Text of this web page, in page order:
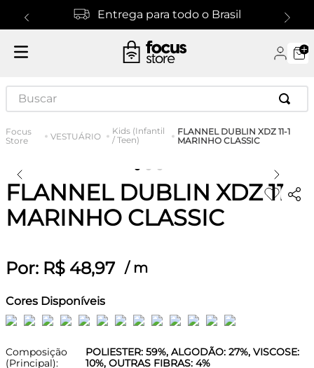
Entrega para todo o Brasil
Buscar
VESTUÁRIO
Kids (Infantil
/ Teen)
FLANNEL DUBLIN XDZ 11-1
MARINHO CLASSIC
FLANNEL DUBLIN XDZ 11-1
MARINHO CLASSIC
Por: R$ 48,97 / m
Cores Disponíveis
Composição
(Principal):
POLIESTER: 59%, ALGODÃO: 27%, VISCOSE:
10%, OUTRAS FIBRAS: 4%